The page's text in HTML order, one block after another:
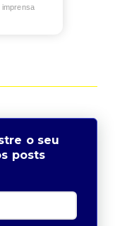
imprensa
o seu
posts